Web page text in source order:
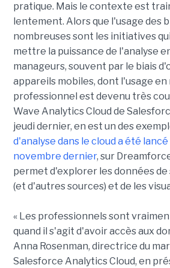
pratique. Mais le contexte est
lentement. Alors que l'usage des
nombreuses sont les initiatives
mettre la puissance de l'analyse
manageurs, souvent par le biais
appareils mobiles, dont l'usage en
professionnel est devenu très
Wave Analytics Cloud de
jeudi dernier, en est un des
d'analyse dans le cloud a été
novembre dernier, sur Dreamforce
permet d'explorer les données
(et d'autres sources) et de les
« Les professionnels sont
quand il s'agit d'avoir accès aux
Anna Rosenman, directrice du
Salesforce Analytics Cloud, en